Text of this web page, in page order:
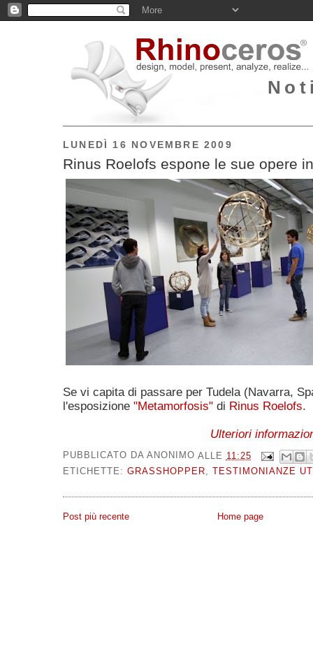
LUNEDÌ 16 NOVEMBRE 2009
Rinus Roelofs espone le sue opere
Se vi capita di passare per Tudela (Navarra,
l'esposizione "Metamorfosis" di Rinus Roelofs.
Ulteriori
PUBBLICATO DA ANONIMO ALLE 11:25
ETICHETTE: GRASSHOPPER, TESTIMONIANZE
Post più recente Home page